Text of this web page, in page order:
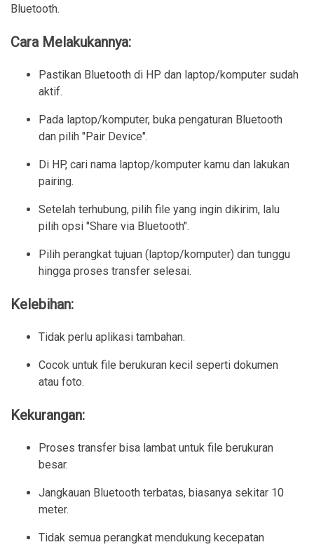
Bluetooth.
Cara Melakukannya:
Pastikan Bluetooth di HP dan laptop/komputer sudah
aktif.
Pada laptop/komputer, buka pengaturan Bluetooth
dan pilih "Pair Device".
Di HP, cari nama laptop/komputer kamu dan lakukan
pairing.
Setelah terhubung, pilih file yang ingin dikirim, lalu
pilih opsi "Share via Bluetooth".
Pilih perangkat tujuan (laptop/komputer) dan tunggu
hingga proses transfer selesai.
Kelebihan:
Tidak perlu aplikasi tambahan.
Cocok untuk file berukuran kecil seperti dokumen
atau foto.
Kekurangan:
Proses transfer bisa lambat untuk file berukuran
besar.
Jangkauan Bluetooth terbatas, biasanya sekitar 10
meter.
Tidak semua perangkat mendukung kecepatan